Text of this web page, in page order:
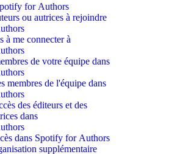
for Authors
ou autrices à rejoindre
à me connecter à
de votre équipe dans
membres de l'équipe dans
des éditeurs et des
dans
dans Spotify for Authors
supplémentaire